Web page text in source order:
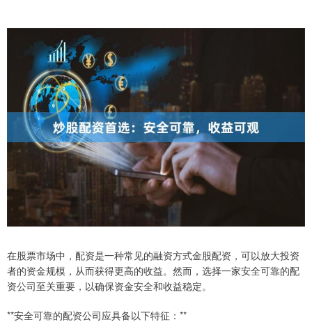
在股票市场中，配资是一种常见的融资方式金股配资，可以放大投资
者的资金规模，从而获得更高的收益。然而，选择一家安全可靠的配
资公司至关重要，以确保资金安全和收益稳定。
**安全可靠的配资公司应具备以下特征：**